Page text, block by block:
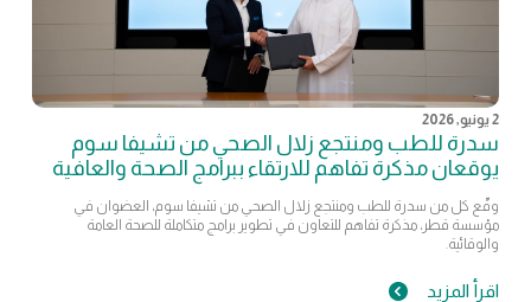
2 يونيو, 2026
سدرة للطب ومنتجع زلال الصحي من تشيفا سوم
يوقعان مذكرة تفاهم للارتقاء ببرامج الصحة والعافية
وقّع كل من سدرة للطب ومنتجع زلال الصحي من تشيفا سوم، العضوان في
مؤسسة قطر، مذكرة تفاهم للتعاون في تطوير برامج متكاملة للصحة العامة
والوقائية.
اقرأ المزيد